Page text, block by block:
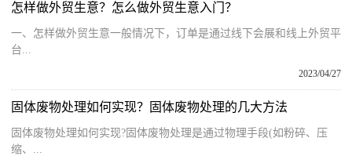
怎样做外贸生意？怎么做外贸生意入门？
一、怎样做外贸生意一般情况下，订单是通过线下会展和线上外贸平
台...
2023/04/27
固体废物处理如何实现？固体废物处理的几大方法
固体废物处理如何实现?固体废物处理是通过物理手段(如粉碎、压
缩、...